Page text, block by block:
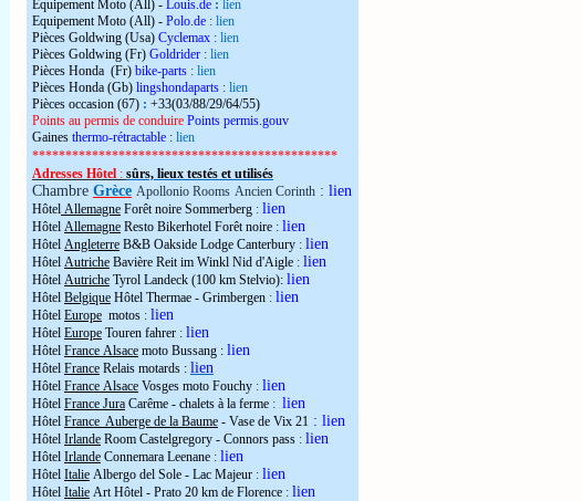
Equipement Moto (All) - Louis.de : lien
Equipement Moto (All) - Polo.de : lien
Pièces Goldwing (Usa) Cyclemax : lien
Pièces Goldwing (Fr) Goldrider : lien
Pièces Honda (Fr) bike-parts : lien
Pièces Honda (Gb) lingshondaparts : lien
Pièces occasion (67) : +33(03/88/29/64/55)
Points au permis de conduire Points permis.gouv
Gaines thermo-rétractable : lien
**********************************************
Adresses Hôtel : sûrs, lieux testés et utilisés
Chambre Grèce Apollonio Rooms Ancien Corinth : lien
Hôtel Allemagne Forêt noire Sommerberg : lien
Hôtel Allemagne Resto Bikerhotel Forêt noire : lien
Hôtel Angleterre B&B Oakside Lodge Canterbury : lien
Hôtel Autriche Bavière Reit im Winkl Nid d'Aigle : lien
Hôtel Autriche Tyrol Landeck (100 km Stelvio): lien
Hôtel Belgique Hôtel Thermae - Grimbergen : lien
Hôtel Europe motos : lien
Hôtel Europe Touren fahrer : lien
Hôtel France Alsace moto Bussang : lien
Hôtel France Relais motards : lien
Hôtel France Alsace Vosges moto Fouchy : lien
Hôtel France Jura Carême - chalets à la ferme : lien
Hôtel France Auberge de la Baume - Vase de Vix 21 : lien
Hôtel Irlande Room Castelgregory - Connors pass : lien
Hôtel Irlande Connemara Leenane : lien
Hôtel Italie Albergo del Sole - Lac Majeur : lien
Hôtel Italie Art Hôtel - Prato 20 km de Florence : lien